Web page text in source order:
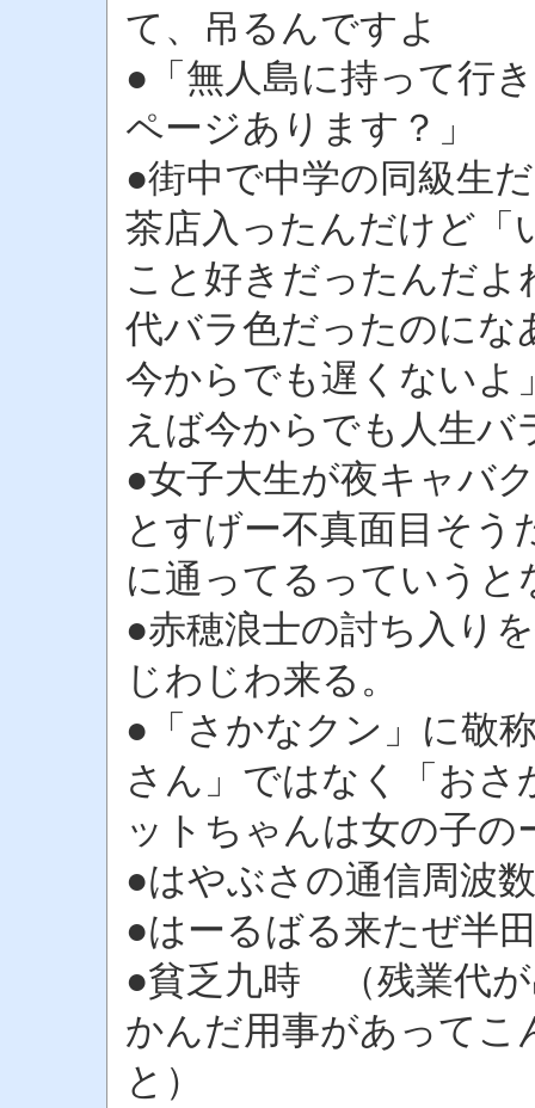
て、吊るんですよ
●「無人島に持って行
ページあります？」
●街中で中学の同級生
茶店入ったんだけど「
こと好きだったんだよ
代バラ色だったのに
今からでも遅くない
えば今からでも人生
●女子大生が夜キャバ
とすげー不真面目そう
に通ってるっていう
●赤穂浪士の討ち入り
じわじわ来る。
●「さかなクン」に敬
さん」ではなく「お
ットちゃんは女の子の
●はやぶさの通信周波
●はーるばる来たぜ半
●貧乏九時 （残業代
かんだ用事があってこ
と）